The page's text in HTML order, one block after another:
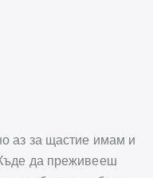
аз за щастие имам и
да преживееш